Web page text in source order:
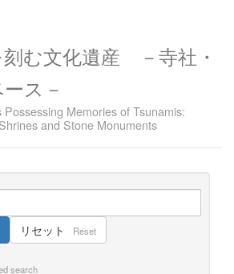
む文化遺産 －寺社・
ス－
Memories of Tsunamis:
and Stone Monuments
リセット Reset
search